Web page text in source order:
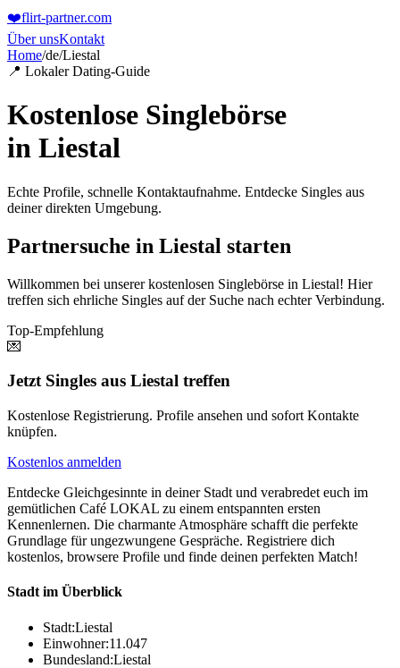
❤️flirt-partner.com
Über unsKontakt
Home/de/Liestal
📍 Lokaler Dating-Guide
Kostenlose Singlebörse
in Liestal
Echte Profile, schnelle Kontaktaufnahme. Entdecke Singles aus
deiner direkten Umgebung.
Partnersuche in Liestal starten
Willkommen bei unserer kostenlosen Singlebörse in Liestal! Hier
treffen sich ehrliche Singles auf der Suche nach echter Verbindung.
Top-Empfehlung
💌
Jetzt Singles aus Liestal treffen
Kostenlose Registrierung. Profile ansehen und sofort Kontakte
knüpfen.
Kostenlos anmelden
Entdecke Gleichgesinnte in deiner Stadt und verabredet euch im
gemütlichen Café LOKAL zu einem entspannten ersten
Kennenlernen. Die charmante Atmosphäre schafft die perfekte
Grundlage für ungezwungene Gespräche. Registriere dich
kostenlos, browsere Profile und finde deinen perfekten Match!
Stadt im Überblick
Stadt:Liestal
Einwohner:11.047
Bundesland:Liestal